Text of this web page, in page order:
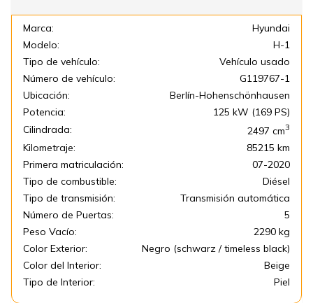
Marca:
Hyundai
Modelo:
H-1
Tipo de vehículo:
Vehículo usado
Número de vehículo:
G119767-1
Ubicación:
Berlín-Hohenschönhausen
Potencia:
125 kW (169 PS)
Cilindrada:
2497 cm3
Kilometraje:
85215 km
Primera matriculación:
07-2020
Tipo de combustible:
Diésel
Tipo de transmisión:
Transmisión automática
Número de Puertas:
5
Peso Vacío:
2290 kg
Color Exterior:
Negro (schwarz / timeless black)
Color del Interior:
Beige
Tipo de Interior:
Piel